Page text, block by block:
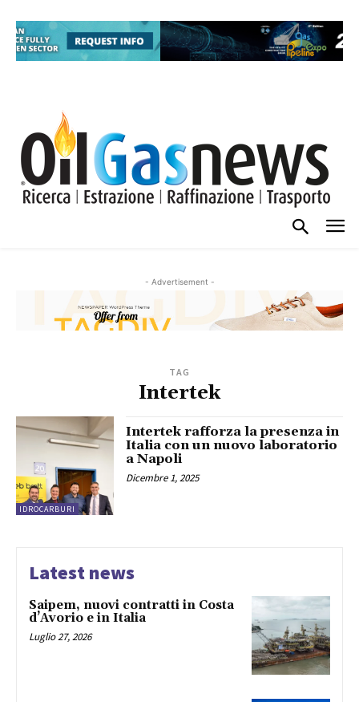
- Advertisement -
TAG
Intertek
IDROCARBURI
Intertek rafforza la presenza in
Italia con un nuovo laboratorio
a Napoli
Dicembre 1, 2025
Latest news
Saipem, nuovi contratti in Costa
d’Avorio e in Italia
Luglio 27, 2026